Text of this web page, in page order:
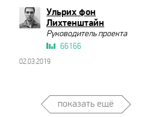
Ульрих фон
Лихтенштайн
Руководитель проекта
66166
02.03.2019
показать ещё